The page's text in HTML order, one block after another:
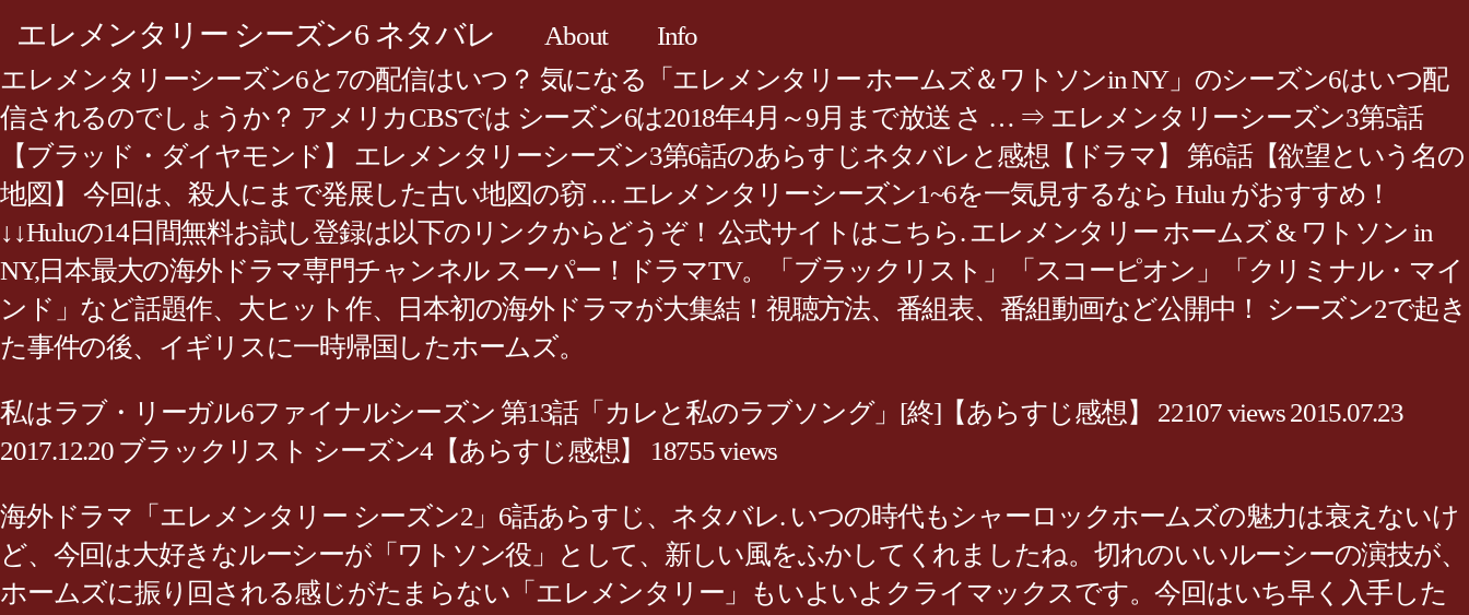
エレメンタリー シーズン6 ネタバレ About
Info
エレメンタリーシーズン6と7の配信はいつ？ 気になる「エレメンタリー ホームズ＆ワトソンin NY」のシーズン6はいつ配
信されるのでしょうか？ アメリカCBSでは シーズン6は2018年4月～9月まで放送 さ … ⇒ エレメンタリーシーズン3第5話
【ブラッド・ダイヤモンド】 エレメンタリーシーズン3第6話のあらすじネタバレと感想【ドラマ】 第6話【欲望という名の
地図】 今回は、殺人にまで発展した古い地図の窃 … エレメンタリーシーズン1~6を一気見するなら Hulu がおすすめ！
↓↓Huluの14日間無料お試し登録は以下のリンクからどうぞ！ 公式サイトはこちら. エレメンタリー ホームズ & ワトソン in
NY,日本最大の海外ドラマ専門チャンネル スーパー！ドラマTV。「ブラックリスト」「スコーピオン」「クリミナル・マイ
ンド」など話題作、大ヒット作、日本初の海外ドラマが大集結！視聴方法、番組表、番組動画など公開中！ シーズン2で起き
た事件の後、イギリスに一時帰国したホームズ。
私はラブ・リーガル6ファイナルシーズン 第13話「カレと私のラブソング」[終]【あらすじ感想】 22107 views 2015.07.23
2017.12.20 ブラックリスト シーズン4【あらすじ感想】 18755 views
海外ドラマ「エレメンタリー シーズン2」6話あらすじ、ネタバレ. いつの時代もシャーロックホームズの魅力は衰えないけ
ど、今回は大好きなルーシーが「ワトソン役」として、新しい風をふかしてくれましたね。切れのいいルーシーの演技が、
ホームズに振り回される感じがたまらない「エレメンタリー」もいよいよクライマックスです。今回はいち早く入手した